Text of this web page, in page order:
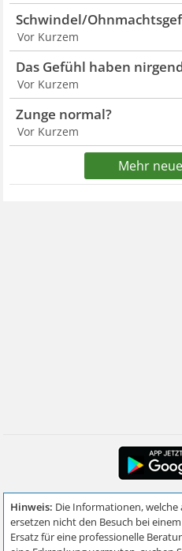
Schwindel/
Vor Kurzem
Das Gefühl haben
Vor Kurzem
Zunge normal?
Vor Kurzem
Mehr